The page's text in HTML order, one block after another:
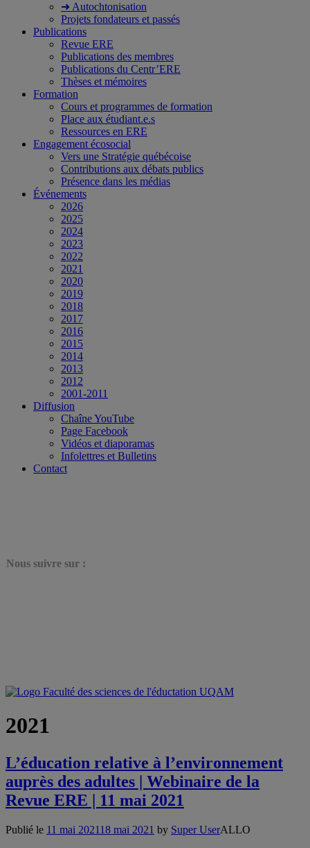
➜ Autochtonisation
Projets fondateurs et passés
Publications
Revue ERE
Publications des membres
Publications du Centr’ERE
Thèses et mémoires
Formation
Cours et programmes de formation
Place aux étudiant.e.s
Ressources en ERE
Engagement écosocial
Vers une Stratégie québécoise
Contributions aux débats publics
Présence dans les médias
Événements
2026
2025
2024
2023
2022
2021
2020
2019
2018
2017
2016
2015
2014
2013
2012
2001-2011
Diffusion
Chaîne YouTube
Page Facebook
Vidéos et diaporamas
Infolettres et Bulletins
Contact
Nous suivre sur :
2021
L’éducation relative à l’environnement
auprès des adultes | Webinaire de la
Revue ERE | 11 mai 2021
Publié le 11 mai 202118 mai 2021 by Super UserALLO